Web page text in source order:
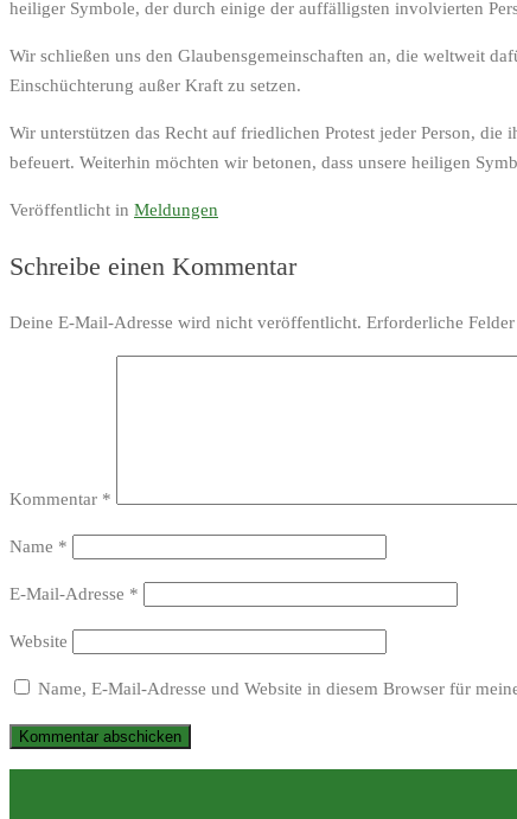
heiliger Symbole, der durch einige der auffälligsten involvierten
Wir schließen uns den Glaubensgemeinschaften an, die weltweit
Einschüchterung außer Kraft zu setzen.
Wir unterstützen das Recht auf friedlichen Protest jeder Person,
befeuert. Weiterhin möchten wir betonen, dass unsere heiligen
Veröffentlicht in Meldungen
Schreibe einen Kommentar
Deine E-Mail-Adresse wird nicht veröffentlicht. Erforderliche
Kommentar *
Name *
E-Mail-Adresse *
Website
Name, E-Mail-Adresse und Website in diesem Browser für